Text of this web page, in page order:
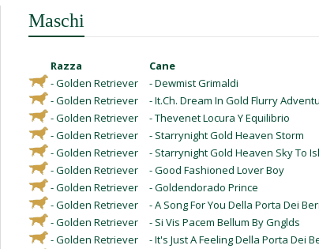
Maschi
Razza Cane
- Golden Retriever
- Dewmist Grimaldi
- Golden Retriever
- It.Ch. Dream In Gold Flurry
- Golden Retriever
- Thevenet Locura Y Equilibrio
- Golden Retriever
- Starrynight Gold Heaven Storm
- Golden Retriever
- Starrynight Gold Heaven Sky To
- Golden Retriever
- Good Fashioned Lover Boy
- Golden Retriever
- Goldendorado Prince
- Golden Retriever
- A Song For You Della Porta Dei
- Golden Retriever
- Si Vis Pacem Bellum By Gnglds
- Golden Retriever
- It's Just A Feeling Della Porta Dei